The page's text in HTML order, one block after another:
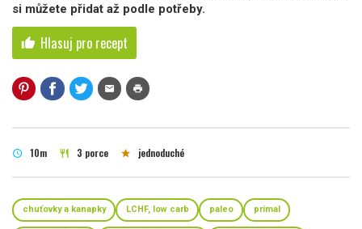
si můžete přidat až podle potřeby.
thumb_up Hlasuj pro recept
mail print
schedule 10m restaurant 3 porce star jednoduché
chuťovky a kanapky LCHF, low carb paleo primal